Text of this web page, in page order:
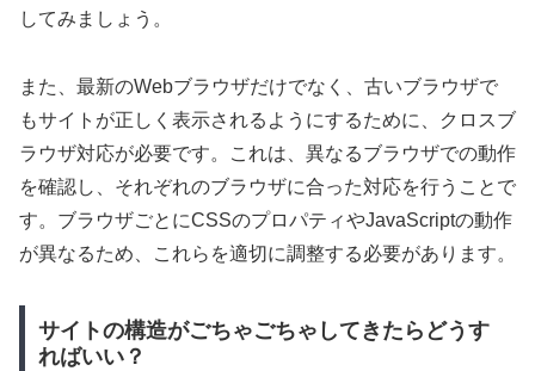
してみましょう。
また、最新のWebブラウザだけでなく、古いブラウザで
もサイトが正しく表示されるようにするために、クロスブ
ラウザ対応が必要です。これは、異なるブラウザでの動作
を確認し、それぞれのブラウザに合った対応を行うことで
す。ブラウザごとにCSSのプロパティやJavaScriptの動作
が異なるため、これらを適切に調整する必要があります。
サイトの構造がごちゃごちゃしてきたらどうす
ればいい？